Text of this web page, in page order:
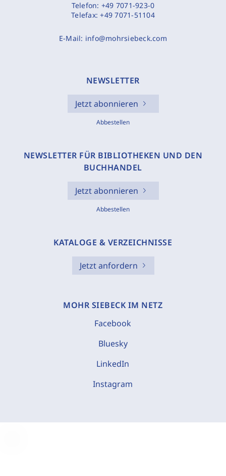
Telefon: +49 7071-923-0
Telefax:+49 7071-51104
E-Mail: info@mohrsiebeck.com
NEWSLETTER
Jetzt abonnieren
Abbestellen
NEWSLETTER FÜR BIBLIOTHEKEN UND DEN
BUCHHANDEL
Jetzt abonnieren
Abbestellen
KATALOGE & VERZEICHNISSE
Jetzt anfordern
MOHR SIEBECK IM NETZ
Facebook
Bluesky
LinkedIn
Instagram